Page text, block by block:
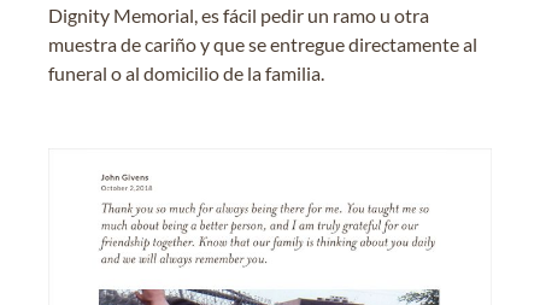
Dignity Memorial, es fácil pedir un ramo u otra
muestra de cariño y que se entregue directamente al
funeral o al domicilio de la familia.